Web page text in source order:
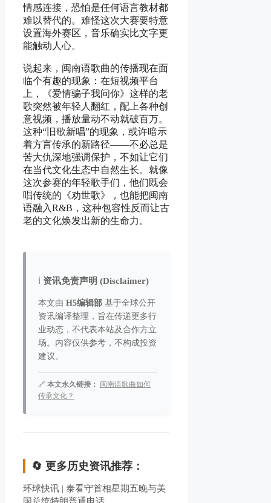
情感连接，恐怕是任何语言教材都
难以替代的。难怪这次大赛要特意
设置海外赛区，音乐确实比文字更
能触动人心。
说起来，闽南语歌曲的传播现在面
临个有趣的现象：在短视频平台
上，《爱情骗子我问你》这样的老
歌突然被年轻人翻红，配上各种创
意视频，播放量动不动就破百万。
这种“旧歌新唱”的现象，或许暗示
着方言传承的新路径——不必总是
苦大仇深地强调保护，不如让它们
在当代文化生态中自然生长。就像
这次参赛的年轻歌手们，他们既会
唱传统的《劝世歌》，也能把闽南
语融入R&B，这种包容性反而让古
老的文化焕发出新的生命力。
ℹ️ 资讯免责声明 (Disclaimer)
本文由 H5编辑部 基于全球公开
资讯编译整理，旨在传递更多行
业动态，不代表本站及合作方立
场。内容仅供参考，不构成投资
建议。
🔗 本文永久链接：
闽南语歌曲如何
传承文化？
🔄 更多历史资讯推荐：
环球快讯 | 泰看守首相星期五晚与美